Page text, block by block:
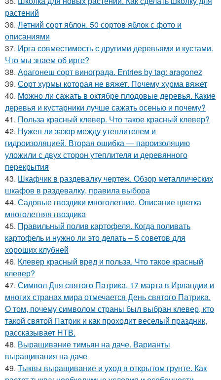
растений
36. Летний сорт яблон. 50 сортов яблок с фото и
описаниями
37. Ирга совместимость с другими деревьями и кустами.
Что мы знаем об ирге?
38. Арагонеш сорт винограда. Entries by tag: aragonez
39. Сорт хурмы которая не вяжет. Почему хурма вяжет
40. Можно ли сажать в октябре плодовые деревья. Какие
деревья и кустарники лучше сажать осенью и почему?
41. Польза красный клевер. Что такое красный клевер?
42. Нужен ли зазор между утеплителем и
гидроизоляцией. Вторая ошибка — пароизоляцию
уложили с двух сторон утеплителя и деревянного
перекрытия
43. Шкафчик в раздевалку чертеж. Обзор металлических
шкафов в раздевалку, правила выбора
44. Садовые гвоздики многолетние. Описание цветка
многолетняя гвоздика
45. Правильный полив картофеля. Когда поливать
картофель и нужно ли это делать – 5 советов для
хороших клубней
46. Клевер красный вред и польза. Что такое красный
клевер?
47. Символ Дня святого Патрика. 17 марта в Ирландии и
многих странах мира отмечается День святого Патрика.
О том, почему символом страны был выбран клевер, кто
такой святой Патрик и как проходит веселый праздник,
рассказывает НТВ.
48. Выращивание тимьян на даче. Варианты
выращивания на даче
49. Тыквы выращивание и уход в открытом грунте. Как